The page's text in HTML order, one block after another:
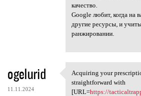
качество.
Google любит, когда на
другие ресурсы, и
ранжировании.
ogelurid
11.11.2024
Acquiring your
Acquiring your
straightforward with
[URL=https://